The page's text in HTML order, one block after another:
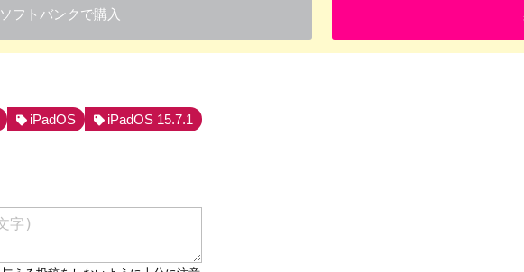
ソフトバンクで購入
iPadOS iPadOS 15.7.1